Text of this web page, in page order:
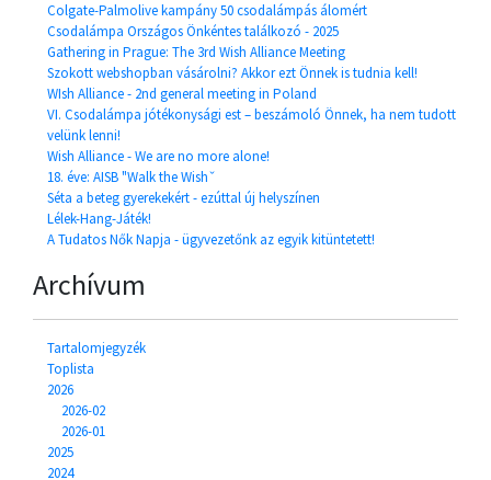
Colgate-Palmolive kampány 50 csodalámpás álomért
Csodalámpa Országos Önkéntes találkozó - 2025
Gathering in Prague: The 3rd Wish Alliance Meeting
Szokott webshopban vásárolni? Akkor ezt Önnek is tudnia kell!
WIsh Alliance - 2nd general meeting in Poland
VI. Csodalámpa jótékonysági est – beszámoló Önnek, ha nem tudott
velünk lenni!
Wish Alliance - We are no more alone!
18. éve: AISB "Walk the Wishˇ
Séta a beteg gyerekekért - ezúttal új helyszínen
Lélek-Hang-Játék!
A Tudatos Nők Napja - ügyvezetőnk az egyik kitüntetett!
Archívum
Tartalomjegyzék
Toplista
2026
2026-02
2026-01
2025
2024